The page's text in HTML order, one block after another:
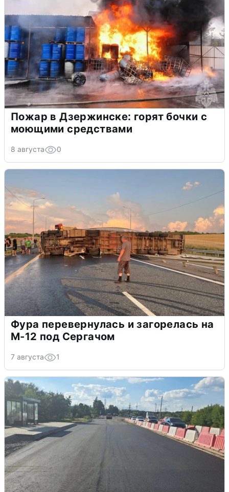
Пожар в Дзержинске: горят бочки с
моющими средствами
8 августа 0
Фура перевернулась и загорелась на
М-12 под Сергачом
7 августа 1